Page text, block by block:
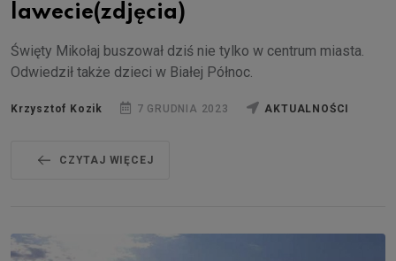
lawecie(zdjęcia)
Święty Mikołaj buszował dziś nie tylko w centrum miasta.
Odwiedził także dzieci w Białej Północ.
Krzysztof Kozik 7 GRUDNIA 2023 AKTUALNOŚCI
CZYTAJ WIĘCEJ